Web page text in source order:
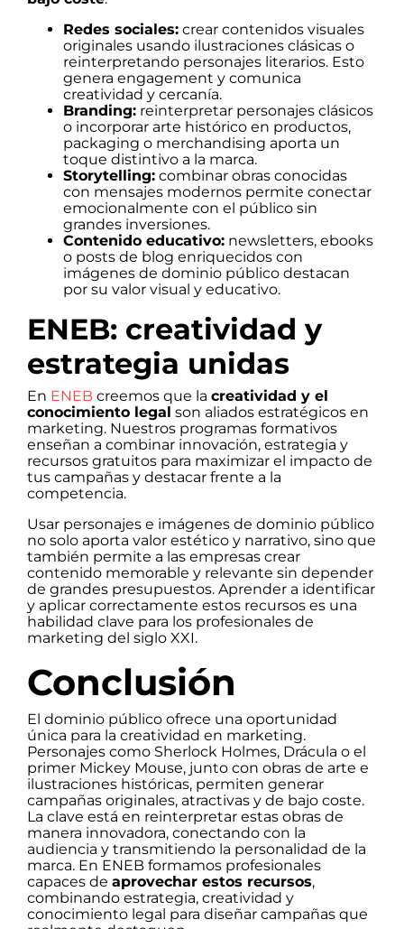
Redes sociales: crear contenidos visuales
originales usando ilustraciones clásicas o
reinterpretando personajes literarios. Esto
genera engagement y comunica
creatividad y cercanía.
Branding: reinterpretar personajes clásicos
o incorporar arte histórico en productos,
packaging o merchandising aporta un
toque distintivo a la marca.
Storytelling: combinar obras conocidas
con mensajes modernos permite conectar
emocionalmente con el público sin
grandes inversiones.
Contenido educativo: newsletters, ebooks
o posts de blog enriquecidos con
imágenes de dominio público destacan
por su valor visual y educativo.
ENEB: creatividad y
estrategia unidas
En ENEB creemos que la creatividad y el
conocimiento legal son aliados estratégicos en
marketing. Nuestros programas formativos
enseñan a combinar innovación, estrategia y
recursos gratuitos para maximizar el impacto de
tus campañas y destacar frente a la
competencia.
Usar personajes e imágenes de dominio público
no solo aporta valor estético y narrativo, sino que
también permite a las empresas crear
contenido memorable y relevante sin depender
de grandes presupuestos. Aprender a identificar
y aplicar correctamente estos recursos es una
habilidad clave para los profesionales de
marketing del siglo XXI.
Conclusión
El dominio público ofrece una oportunidad
única para la creatividad en marketing.
Personajes como Sherlock Holmes, Drácula o el
primer Mickey Mouse, junto con obras de arte e
ilustraciones históricas, permiten generar
campañas originales, atractivas y de bajo coste.
La clave está en reinterpretar estas obras de
manera innovadora, conectando con la
audiencia y transmitiendo la personalidad de la
marca. En ENEB formamos profesionales
capaces de aprovechar estos recursos,
combinando estrategia, creatividad y
conocimiento legal para diseñar campañas que